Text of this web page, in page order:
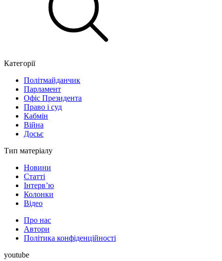
Категорії
Політмайданчик
Парламент
Офіс Президента
Право і суд
Кабмін
Війна
Досьє
Тип матеріалу
Новини
Статті
Інтерв’ю
Колонки
Відео
Про нас
Автори
Політика конфіденційності
youtube